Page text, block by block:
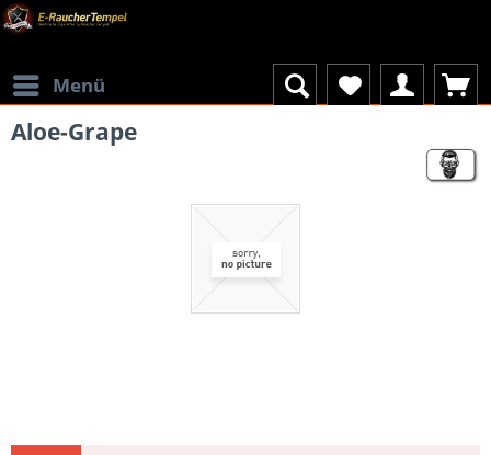
Menü
Aloe-Grape